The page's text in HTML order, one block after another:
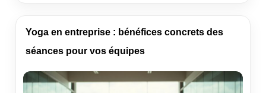
testés sur le terrain, tu peux retrouver de l’énergie,
stabiliser ton poids et te sentir bien […]
Yoga en entreprise : bénéfices concrets des
séances pour vos équipes